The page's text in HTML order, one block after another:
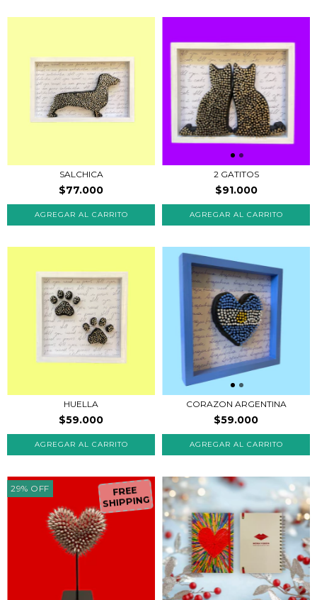
SALCHICA
$77.000
2 GATITOS
$91.000
HUELLA
$59.000
CORAZON ARGENTINA
$59.000
29% OFF FREE
SHIPPING